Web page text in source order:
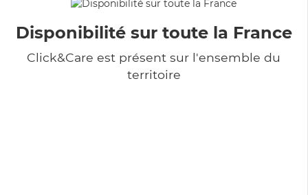
Disponibilité sur toute la France
Click&Care est présent sur l'ensemble du
territoire